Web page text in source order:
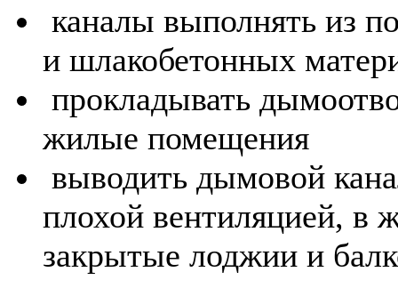
каналы выполнять из
и шлакобетонных
прокладывать
жилые помещения
выводить дымовой
плохой вентиляцией, в
закрытые лоджии и